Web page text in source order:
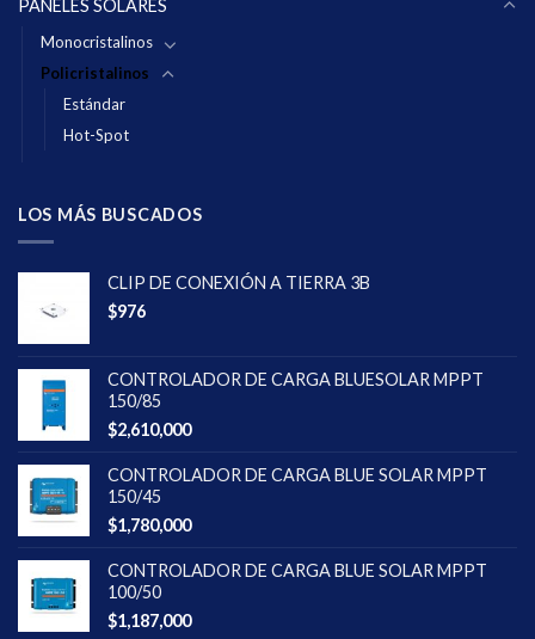
PANELES SOLARES
Monocristalinos
Policristalinos
Estándar
Hot-Spot
LOS MÁS BUSCADOS
CLIP DE CONEXIÓN A TIERRA 3B
$976
CONTROLADOR DE CARGA BLUESOLAR MPPT
150/85
$2,610,000
CONTROLADOR DE CARGA BLUE SOLAR MPPT
150/45
$1,780,000
CONTROLADOR DE CARGA BLUE SOLAR MPPT
100/50
$1,187,000